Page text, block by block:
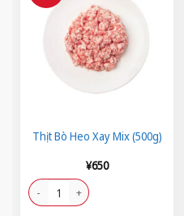
Thịt Bò Heo Xay Mix (500g)
¥650
Thịt Bò Heo Xay Mix (500g) số lượng